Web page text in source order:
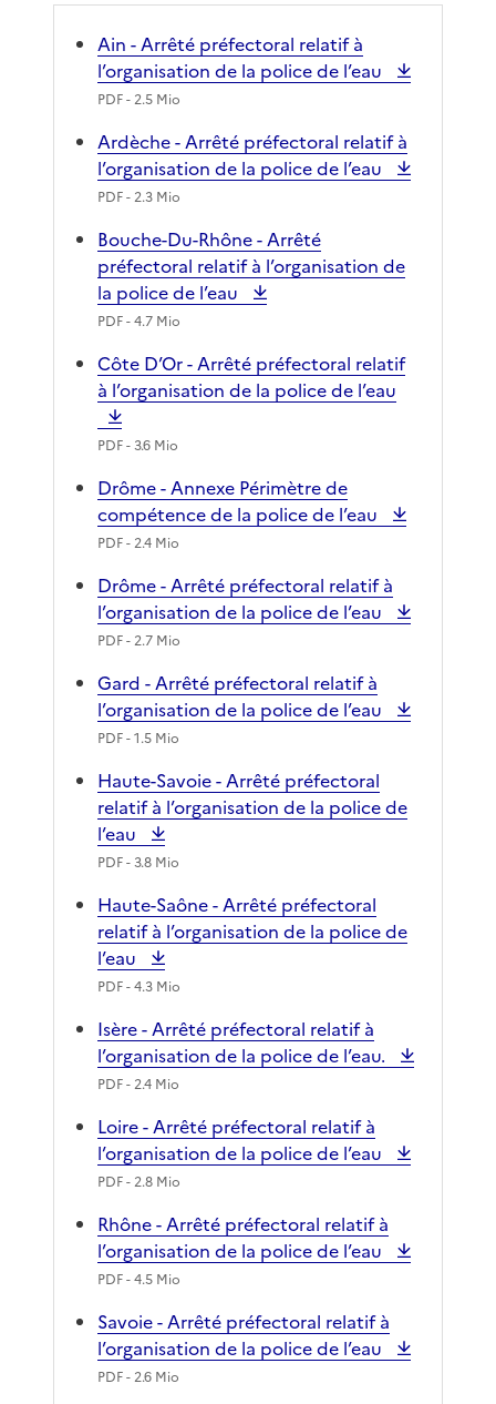
Ain - Arrêté préfectoral relatif à
l’organisation de la police de l’eau
PDF- 2.5 Mio
Ardèche - Arrêté préfectoral relatif à
l’organisation de la police de l’eau
PDF- 2.3 Mio
Bouche-Du-Rhône - Arrêté
préfectoral relatif à l’organisation de
la police de l’eau
PDF- 4.7 Mio
Côte D’Or - Arrêté préfectoral relatif
à l’organisation de la police de l’eau
PDF- 3.6 Mio
Drôme - Annexe Périmètre de
compétence de la police de l’eau
PDF- 2.4 Mio
Drôme - Arrêté préfectoral relatif à
l’organisation de la police de l’eau
PDF- 2.7 Mio
Gard - Arrêté préfectoral relatif à
l’organisation de la police de l’eau
PDF- 1.5 Mio
Haute-Savoie - Arrêté préfectoral
relatif à l’organisation de la police de
l’eau
PDF- 3.8 Mio
Haute-Saône - Arrêté préfectoral
relatif à l’organisation de la police de
l’eau
PDF- 4.3 Mio
Isère - Arrêté préfectoral relatif à
l’organisation de la police de l’eau.
PDF- 2.4 Mio
Loire - Arrêté préfectoral relatif à
l’organisation de la police de l’eau
PDF- 2.8 Mio
Rhône - Arrêté préfectoral relatif à
l’organisation de la police de l’eau
PDF- 4.5 Mio
Savoie - Arrêté préfectoral relatif à
l’organisation de la police de l’eau
PDF- 2.6 Mio